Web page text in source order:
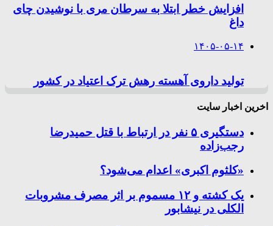
افزایش خطر ابتلا به سرطان مری با نوشیدن چای
داغ
۱۴۰۵-۰۵-۱۴
تولید داروی آهسته رهش ترک اعتیاد در کشور
اخرین اخبار سایت
دستگیری ۵ نفر در ارتباط با قتل حمیدرضا
رجب‌زاده
«کلثوم اکبری» اعدام می‌شود؟
یک کشته و ۱۲ مسموم بر اثر مصرف مشروبات
الکلی در نیشابور